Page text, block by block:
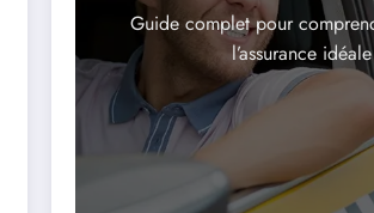
Guide complet pour
l’assurance idéale